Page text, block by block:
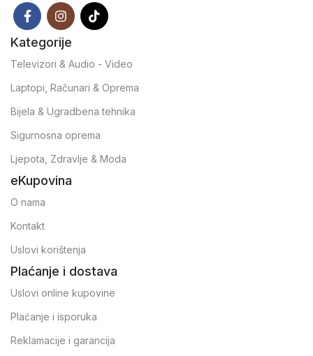
Kategorije
Televizori & Audio - Video
Laptopi, Računari & Oprema
Bijela & Ugradbena tehnika
Sigurnosna oprema
Ljepota, Zdravlje & Moda
eKupovina
O nama
Kontakt
Uslovi korištenja
Plaćanje i dostava
Uslovi online kupovine
Plaćanje i isporuka
Reklamacije i garancija